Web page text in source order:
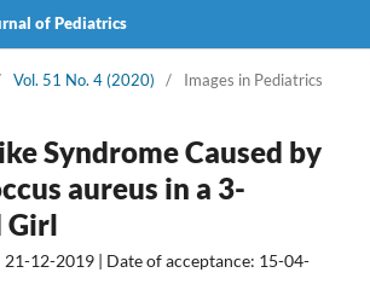
of Pediatrics
Vol. 51 No. 4 (2020) / Images in Pediatrics
Syndrome Caused by
aureus in a 3-
Girl
12-2019 | Date of acceptance: 15-04-